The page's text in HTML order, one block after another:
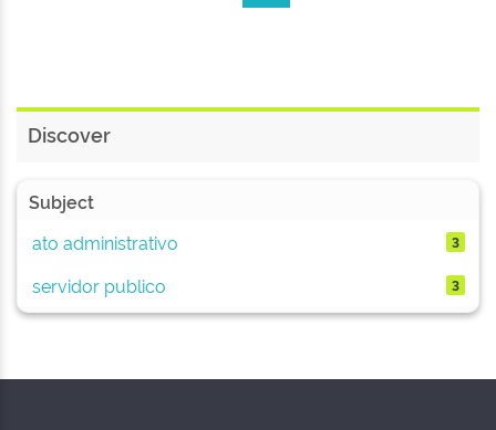
Discover
Subject
ato administrativo
3
servidor publico 3